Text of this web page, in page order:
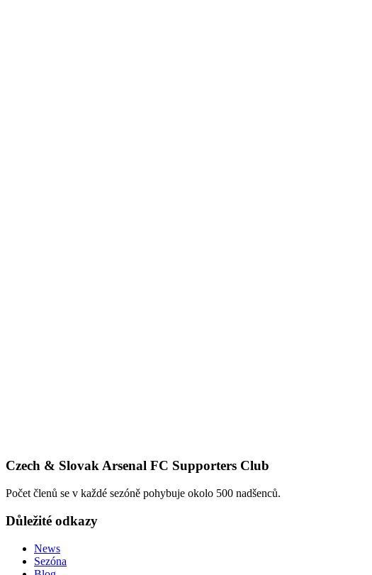
Czech & Slovak Arsenal FC Supporters Club
Počet členů se v každé sezóně pohybuje okolo 500 nadšenců.
Důležité odkazy
News
Sezóna